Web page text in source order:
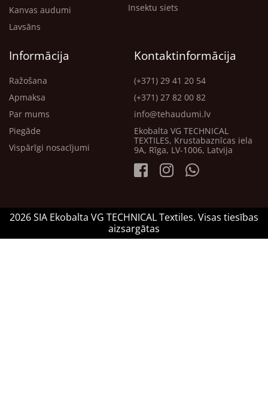
Kanvas audumi
Lavsāns
Insektu siets
Informācija
Ražošana
Apmaksa
Par mums
Piegāde
Vispārīgi nosacījumi
Kontaktinformācija
(+371) 29 41 20 54
(+371) 27 82 00 82
info@tehaudumi.lv
Ekobalta VG TECHNICAL
TEXTILES, Krustabaznīcas iela
9A, Rīga, LV-1006, Latvija
2026 SIA Ekobalta VG TECHNICAL Textiles. Visas tiesības
aizsargātas